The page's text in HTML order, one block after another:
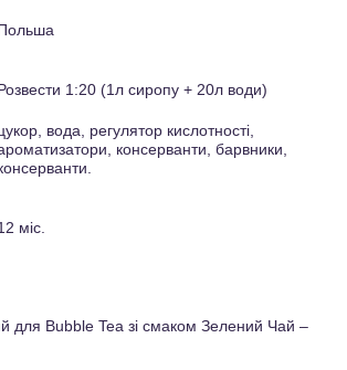
1:20 (1л сиропу + 20л води)
вода, регулятор кислотності,
консерванти, барвники,
міс.
для Bubble Tea зі смаком Зелений Чай –